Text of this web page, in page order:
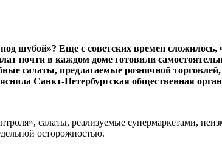
шубой»? Еще с советских времен сложилось,
почти в каждом доме готовили
салаты, предлагаемые розничной
Санкт-Петербургская общественная
салаты, реализуемые супермаркетами,
осторожностью.